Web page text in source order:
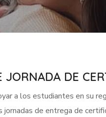
JORNADA DE
a los estudiantes en su
de entrega de